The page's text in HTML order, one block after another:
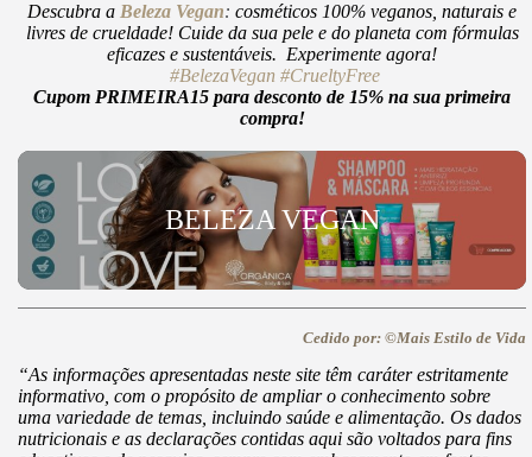
Descubra a Beleza Vegan: cosméticos 100% veganos, naturais e
livres de crueldade! Cuide da sua pele e do planeta com fórmulas
eficazes e sustentáveis. Experimente agora!
#BelezaVegan #CrueltyFree
Cupom PRIMEIRA15 para desconto de 15% na sua primeira
compra!
BELEZA VEGAN
Cedido por: ©Mais Estilo de Vida
“As informações apresentadas neste site têm caráter estritamente
informativo, com o propósito de ampliar o conhecimento sobre
uma variedade de temas, incluindo saúde e alimentação. Os dados
nutricionais e as declarações contidas aqui são voltados para fins